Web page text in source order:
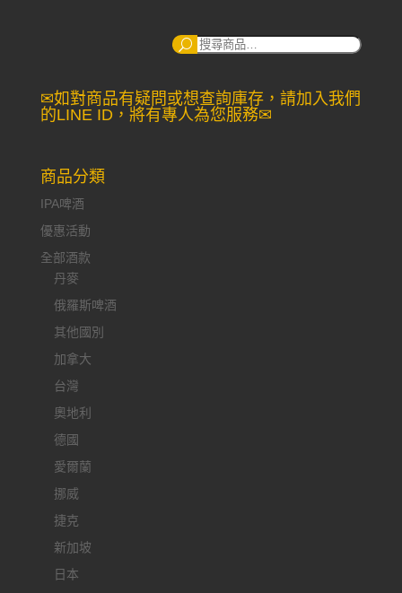
搜
✉如對商品有疑問或想查詢庫存，請加入我們
的LINE ID，將有專人為您服務✉
商品分類
IPA啤酒
優惠活動
全部酒款
丹麥
俄羅斯啤酒
其他國別
加拿大
台灣
奧地利
德國
愛爾蘭
挪威
捷克
新加坡
日本